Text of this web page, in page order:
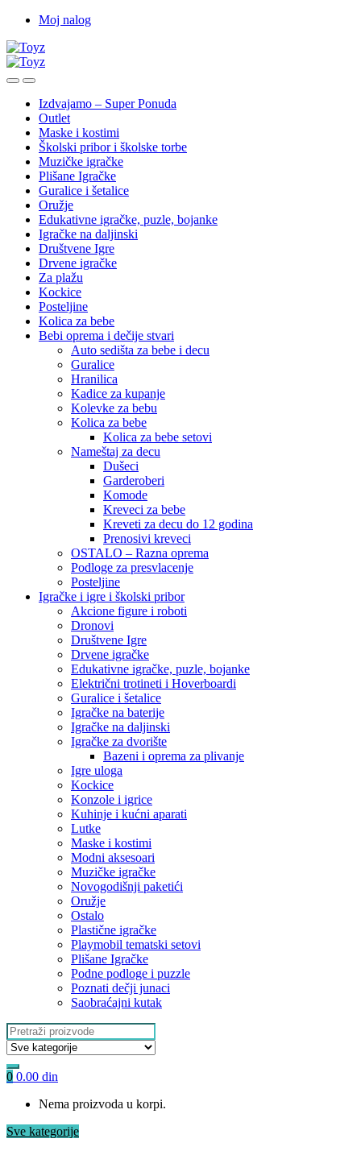
Skip
navigation
Skip
content
Moj nalog
Izdvajamo – Super Ponuda
Outlet
Maske i kostimi
Školski pribor i školske torbe
Muzičke igračke
Plišane Igračke
Guralice i šetalice
Oružje
Edukativne igračke, puzle, bojanke
Igračke na daljinski
Društvene Igre
Drvene igračke
Za plažu
Kockice
Posteljine
Kolica za bebe
Bebi oprema i dečije stvari
Auto sedišta za bebe i decu
Guralice
Hranilica
Kadice za kupanje
Kolevke za bebu
Kolica za bebe
Kolica za bebe setovi
Nameštaj za decu
Dušeci
Garderoberi
Komode
Kreveci za bebe
Kreveti za decu do 12 godina
Prenosivi kreveci
OSTALO – Razna oprema
Podloge za presvlacenje
Posteljine
Igračke i igre i školski pribor
Akcione figure i roboti
Dronovi
Društvene Igre
Drvene igračke
Edukativne igračke, puzle, bojanke
Električni trotineti i Hoverboardi
Guralice i šetalice
Igračke na baterije
Igračke na daljinski
‎Igračke za dvorište
Bazeni i oprema za plivanje
Igre uloga
Kockice
Konzole i igrice
Kuhinje i kućni aparati
Lutke
Maske i kostimi
Modni aksesoari
Muzičke igračke
Novogodišnji paketići
Oružje
Ostalo
Plastične igračke
Playmobil tematski setovi
Plišane Igračke
Podne podloge i puzzle
Poznati dečji junaci
Saobraćajni kutak
Search
for:
0 0.00 din
Nema proizvoda u korpi.
Sve kategorije